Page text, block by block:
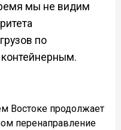
мы не видим
по
Востоке продолжает
перенаправление